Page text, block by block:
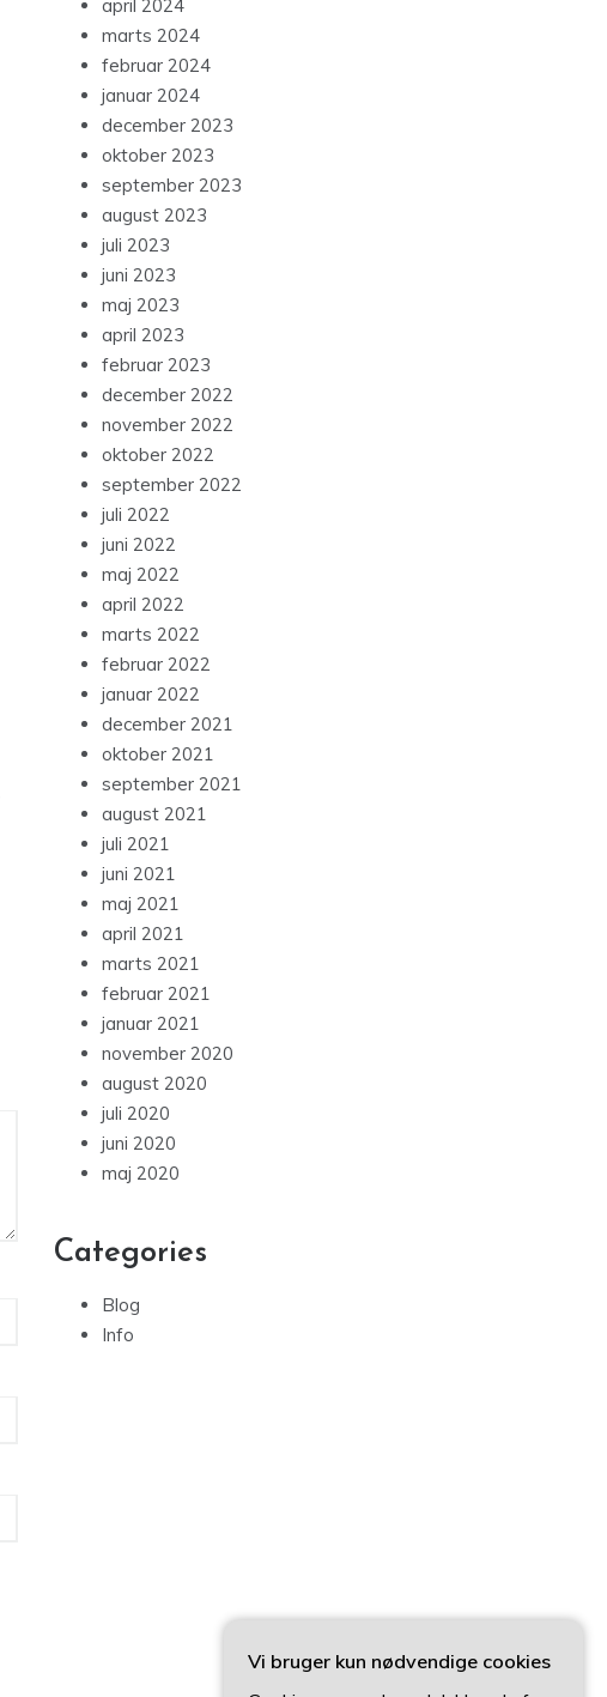
april 2024
marts 2024
februar 2024
januar 2024
december 2023
oktober 2023
september 2023
august 2023
juli 2023
juni 2023
maj 2023
april 2023
februar 2023
december 2022
november 2022
oktober 2022
september 2022
juli 2022
juni 2022
maj 2022
april 2022
marts 2022
februar 2022
januar 2022
december 2021
oktober 2021
september 2021
august 2021
juli 2021
juni 2021
maj 2021
april 2021
marts 2021
februar 2021
januar 2021
november 2020
august 2020
juli 2020
juni 2020
maj 2020
Categories
Blog
Info
Vi bruger kun nødvendige cookies